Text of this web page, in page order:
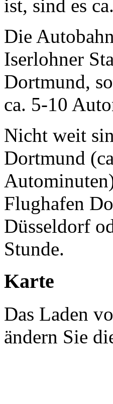
ist, sind es
Die
Iserlohner
Dortmund,
ca. 5-10
Nicht weit
Dortmund
Flughafen
Düsseldorf
Stunde.
Karte
Das Laden
ändern Sie